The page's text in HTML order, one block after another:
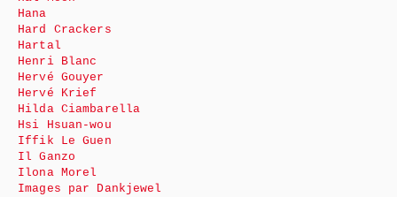
Hana
Hard Crackers
Hartal
Henri Blanc
Hervé Gouyer
Hervé Krief
Hilda Ciambarella
Hsi Hsuan-wou
Iffik Le Guen
Il Ganzo
Ilona Morel
Images par Dankjewel